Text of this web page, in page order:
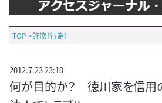
TOP >詐欺（行為）
2012.7.23 23:10
何が目的か？ 徳川家を信用